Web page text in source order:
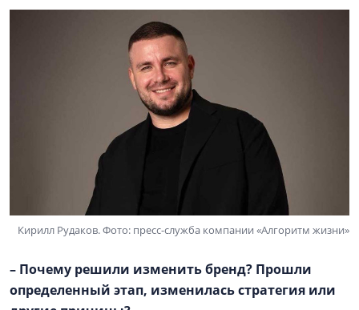
Кирилл Рудаков. Фото: пресс-служба компании «Алгоритм жизни»
– Почему решили изменить бренд? Прошли
определенный этап, изменилась стратегия или